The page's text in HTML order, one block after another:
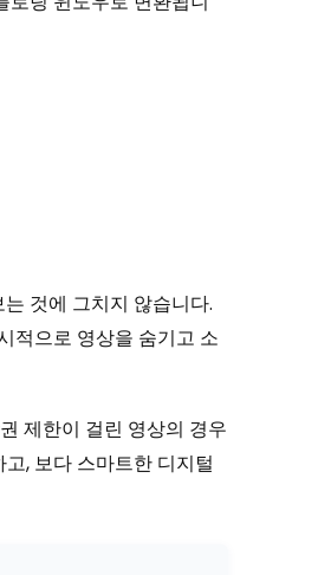
것에 그치지 않습니다.
적으로 영상을 숨기고 소
제한이 걸린 영상의 경우
, 보다 스마트한 디지털